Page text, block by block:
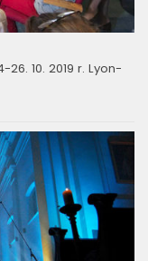
10. 2019 r. Lyon-